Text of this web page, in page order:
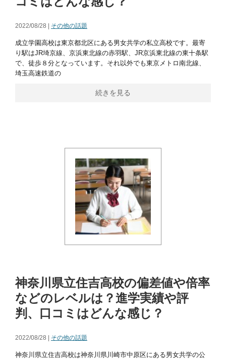
2022/08/28 | その他の話題
成立学園高校は東京都北区にある男女共学の私立高校です。最寄
り駅はJR埼京線、京浜東北線の赤羽駅、JR京浜東北線の東十条駅
で、徒歩８分となっています。それ以外でも東京メトロ南北線、
埼玉高速鉄道の
続きを見る
神奈川県立住吉高校の偏差値や倍率
などのレベルは？進学実績や評
判、口コミはどんな感じ？
2022/08/28 | その他の話題
神奈川県立住吉高校は神奈川県川崎市中原区にある男女共学の公